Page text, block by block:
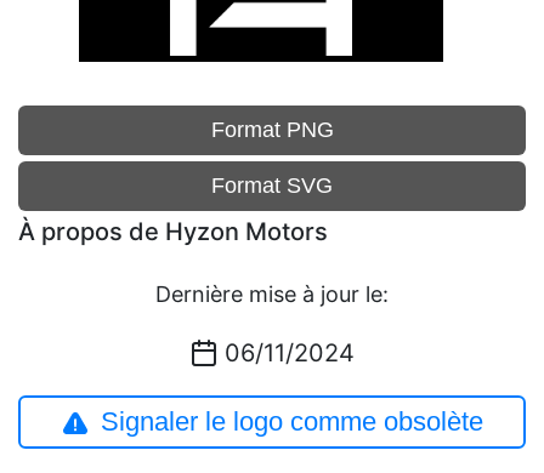
Format PNG
Format SVG
À propos de Hyzon Motors
Dernière mise à jour le:
06/11/2024
Signaler le logo comme obsolète